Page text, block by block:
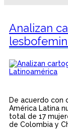
Analizan
De acuerdo con
América Latina
total de 17
de Colombia y